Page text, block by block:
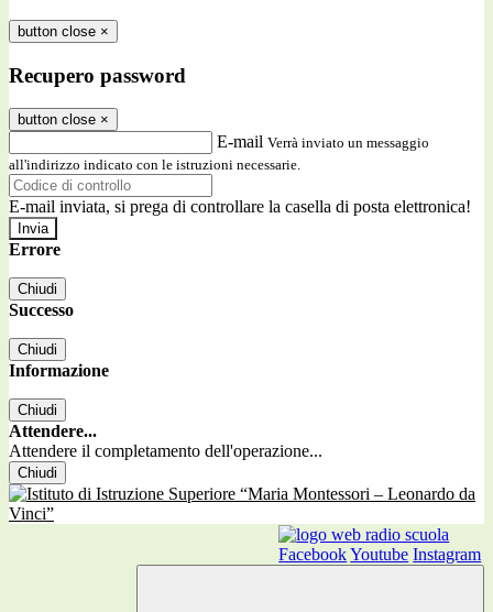
button close ×
Recupero password
button close ×
E-mail Verrà inviato un messaggio
all'indirizzo indicato con le istruzioni necessarie.
E-mail inviata, si prega di controllare la casella di posta elettronica!
Errore
Chiudi
Successo
Chiudi
Informazione
Chiudi
Attendere...
Attendere il completamento dell'operazione...
Chiudi
FacebookYoutube Instagram